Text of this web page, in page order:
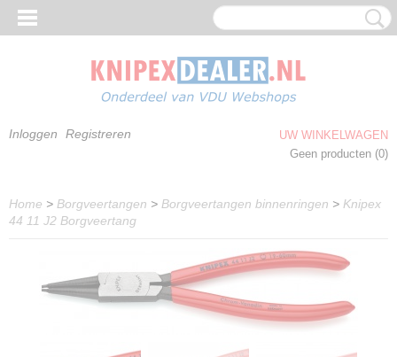
Inloggen Registreren
UW WINKELWAGEN
Geen producten (0)
Home > Borgveertangen > Borgveertangen binnenringen > Knipex
44 11 J2 Borgveertang